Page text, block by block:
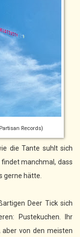
Records)
die Tante suhlt sich
manchmal, dass
gerne hätte.
Deer Tick sich
Pustekuchen. Ihr
aber von den meisten